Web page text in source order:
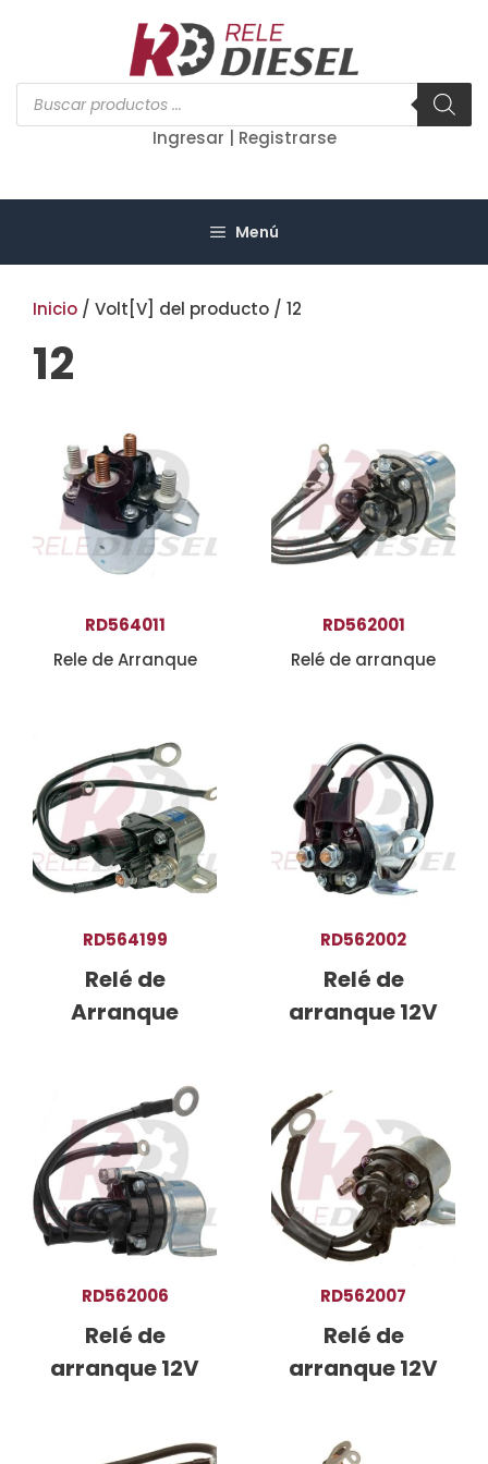
Búsqueda
de
productos
Ingresar | Registrarse
Menú
Inicio / Volt[V] del producto / 12
12
RD564011
Rele de Arranque
RD562001
Relé de arranque
RD564199
Relé de
Arranque
RD562002
Relé de
arranque 12V
RD562006
Relé de
arranque 12V
RD562007
Relé de
arranque 12V